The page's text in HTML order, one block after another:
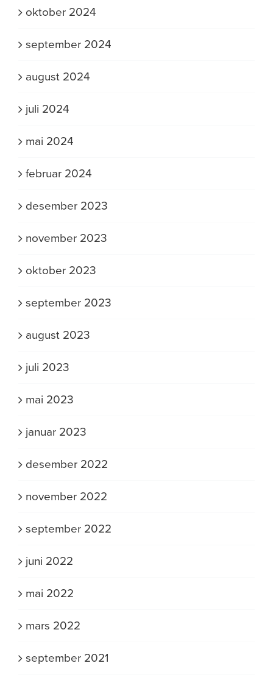
oktober 2024
september 2024
august 2024
juli 2024
mai 2024
februar 2024
desember 2023
november 2023
oktober 2023
september 2023
august 2023
juli 2023
mai 2023
januar 2023
desember 2022
november 2022
september 2022
juni 2022
mai 2022
mars 2022
september 2021